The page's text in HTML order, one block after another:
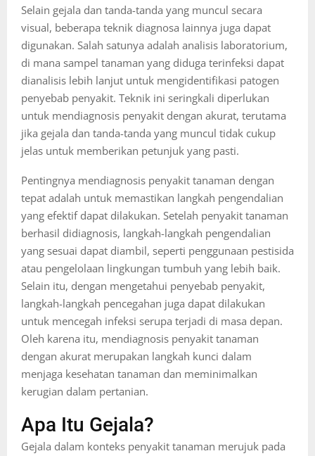
Selain gejala dan tanda-tanda yang muncul secara
visual, beberapa teknik diagnosa lainnya juga dapat
digunakan. Salah satunya adalah analisis laboratorium,
di mana sampel tanaman yang diduga terinfeksi dapat
dianalisis lebih lanjut untuk mengidentifikasi patogen
penyebab penyakit. Teknik ini seringkali diperlukan
untuk mendiagnosis penyakit dengan akurat, terutama
jika gejala dan tanda-tanda yang muncul tidak cukup
jelas untuk memberikan petunjuk yang pasti.
Pentingnya mendiagnosis penyakit tanaman dengan
tepat adalah untuk memastikan langkah pengendalian
yang efektif dapat dilakukan. Setelah penyakit tanaman
berhasil didiagnosis, langkah-langkah pengendalian
yang sesuai dapat diambil, seperti penggunaan pestisida
atau pengelolaan lingkungan tumbuh yang lebih baik.
Selain itu, dengan mengetahui penyebab penyakit,
langkah-langkah pencegahan juga dapat dilakukan
untuk mencegah infeksi serupa terjadi di masa depan.
Oleh karena itu, mendiagnosis penyakit tanaman
dengan akurat merupakan langkah kunci dalam
menjaga kesehatan tanaman dan meminimalkan
kerugian dalam pertanian.
Apa Itu Gejala?
Gejala dalam konteks penyakit tanaman merujuk pada